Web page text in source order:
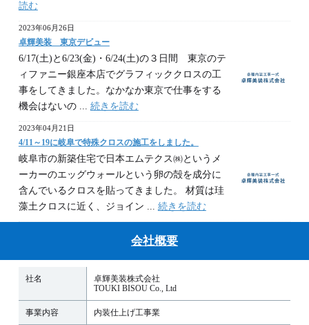
読む
2023年06月26日
卓輝美装 東京デビュー
6/17(土)と6/23(金)・6/24(土)の３日間 東京のテ
ィファニー銀座本店でグラフィッククロスの工
事をしてきました。なかなか東京で仕事をする
機会はないの ... 続きを読む
2023年04月21日
4/11～19に岐阜で特殊クロスの施工をしました。
岐阜市の新築住宅で日本エムテクス㈱というメ
ーカーのエッグウォールという卵の殻を成分に
含んでいるクロスを貼ってきました。 材質は珪
藻土クロスに近く、ジョイン ... 続きを読む
会社概要
社名
卓輝美装株式会社
TOUKI BISOU Co., Ltd
事業内容 内装仕上げ工事業